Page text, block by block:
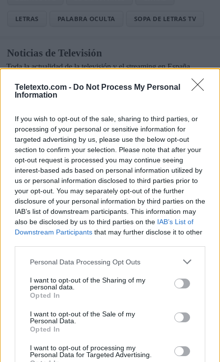
Teletexto.com - Do Not Process My Personal
Information
If you wish to opt-out of the sale, sharing to third parties, or
processing of your personal or sensitive information for
targeted advertising by us, please use the below opt-out
section to confirm your selection. Please note that after your
opt-out request is processed you may continue seeing
interest-based ads based on personal information utilized by
us or personal information disclosed to third parties prior to
your opt-out. You may separately opt-out of the further
disclosure of your personal information by third parties on the
IAB’s list of downstream participants. This information may
also be disclosed by us to third parties on the IAB’s List of
Downstream Participants that may further disclose it to other
Personal Data Processing Opt Outs
I want to opt-out of the Sharing of my
personal data.
Opted In
I want to opt-out of the Sale of my
Personal Data.
Opted In
I want to opt-out of processing my
Personal Data for Targeted Advertising.
LETRAS PALABRA OCULTA SOPA DE LETRAS TV
Noticias de Televisión
Toda la actualidad de la televisión y el streaming en España.
AUDIENCIAS ESTRENOS STREAMING
Ver perfil
@teletextopuntocom Ver perfil
🏆🎬🎾MEJORES Series de DEPORTES
en Streaming ⚽🍿🏀
El deporte no ocurre solo en el campo! ⚽🏈🏀
streaming que te mantendrán pegado a la
pantalla. 💥 De dramas épicos a risas puras. 🏆
¡Guarda esta colección para tu próximo